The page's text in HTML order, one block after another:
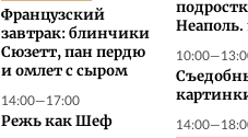
Французский
завтрак: блинчики
Сюзетт, пан пердю
и омлет с сыром
14:00—17:00
Режь как Шеф
Неаполь.